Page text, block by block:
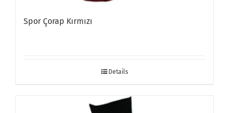
Spor Çorap Kırmızı
Details